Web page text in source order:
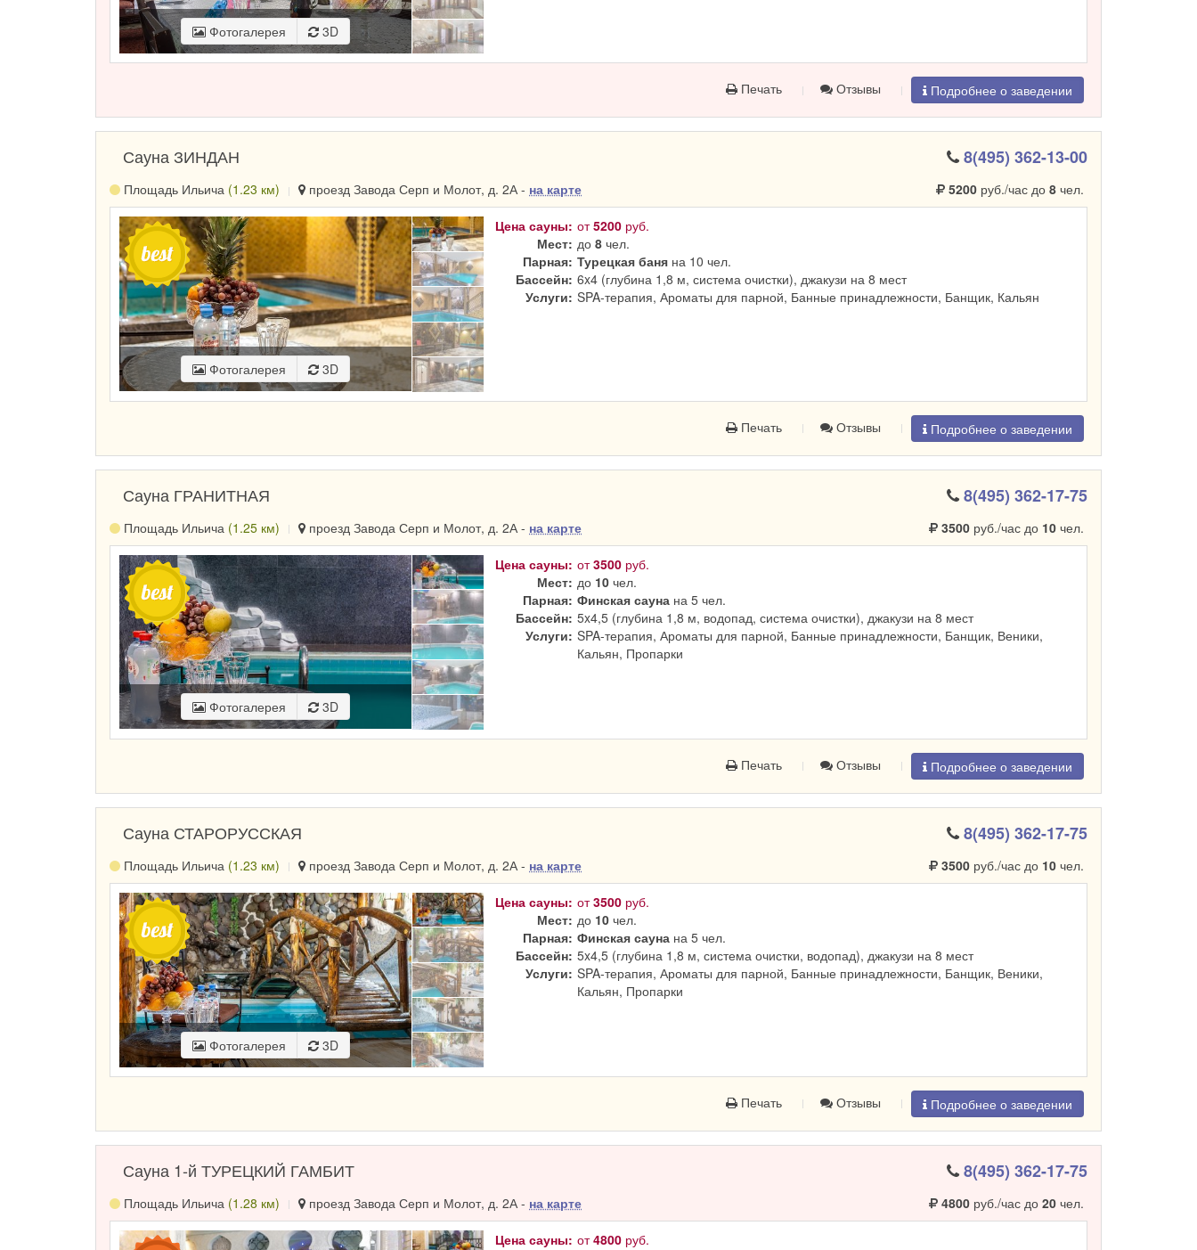
Фотогалерея 3D
Печать Отзывы Подробнее о заведении
Сауна ЗИНДАН 8(495) 362-13-00
Площадь Ильича (1.23 км) проезд Завода Серп и Молот, д. 2А - на карте 5200руб./час до 8чел.
Фотогалерея 3D
Цена сауны: от5200 руб.
Мест: до8 чел.
Парная: Турецкая баня на 10 чел.
Бассейн: 6x4 (глубина 1,8 м, система очистки), джакузи на 8 мест
Услуги: SPA-терапия, Ароматы для парной, Банные принадлежности, Банщик, Кальян
Печать Отзывы Подробнее о заведении
Сауна ГРАНИТНАЯ 8(495) 362-17-75
Площадь Ильича (1.25 км) проезд Завода Серп и Молот, д. 2А - на карте 3500руб./час до 10чел.
Фотогалерея 3D
Цена сауны: от3500 руб.
Мест: до 10 чел.
Парная: Финская сауна на 5 чел.
Бассейн: 5x4,5 (глубина 1,8 м, водопад, система очистки), джакузи на 8 мест
Услуги: SPA-терапия, Ароматы для парной, Банные принадлежности, Банщик, Веники,
Кальян, Пропарки
Печать Отзывы Подробнее о заведении
Сауна СТАРОРУССКАЯ 8(495) 362-17-75
Площадь Ильича (1.23 км) проезд Завода Серп и Молот, д. 2А - на карте 3500руб./час до 10чел.
Фотогалерея 3D
Цена сауны: от3500 руб.
Мест: до 10 чел.
Парная: Финская сауна на 5 чел.
Бассейн: 5x4,5 (глубина 1,8 м, система очистки, водопад), джакузи на 8 мест
Услуги: SPA-терапия, Ароматы для парной, Банные принадлежности, Банщик, Веники,
Кальян, Пропарки
Печать Отзывы Подробнее о заведении
Сауна 1-й ТУРЕЦКИЙ ГАМБИТ 8(495) 362-17-75
Площадь Ильича (1.28 км) проезд Завода Серп и Молот, д. 2А - на карте 4800руб./час до 20чел.
Цена сауны: от4800 руб.